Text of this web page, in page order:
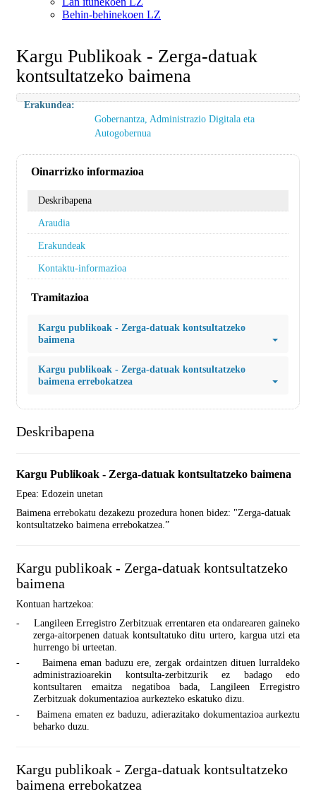
Behin-behinekoen LZ
Kargu Publikoak - Zerga-datuak
kontsultatzeko baimena
Erakundea:
Gobernantza, Administrazio Digitala eta
Autogobernua
Oinarrizko informazioa
Deskribapena
Araudia
Erakundeak
Kontaktu-informazioa
Tramitazioa
Kargu publikoak - Zerga-datuak kontsultatzeko
baimena
Kargu publikoak - Zerga-datuak kontsultatzeko
baimena errebokatzea
Deskribapena
Kargu Publikoak - Zerga-datuak kontsultatzeko baimena
Epea: Edozein unetan
Baimena errebokatu dezakezu prozedura honen bidez: "Zerga-datuak
kontsultatzeko baimena errebokatzea.”
Kargu publikoak - Zerga-datuak kontsultatzeko
baimena
Kontuan hartzekoa:
-
Langileen Erregistro Zerbitzuak errentaren eta ondarearen gaineko
zerga-aitorpenen datuak kontsultatuko ditu urtero, kargua utzi eta
hurrengo bi urteetan.
-
Baimena eman baduzu ere, zergak ordaintzen dituen lurraldeko
administrazioarekin kontsulta-zerbitzurik ez badago edo
kontsultaren emaitza negatiboa bada, Langileen Erregistro
Zerbitzuak dokumentazioa aurkezteko eskatuko dizu.
-
Baimena ematen ez baduzu, adierazitako dokumentazioa aurkeztu
beharko duzu.
Kargu publikoak - Zerga-datuak kontsultatzeko
baimena errebokatzea